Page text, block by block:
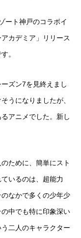
ート神戸のコラボイ
カデミア」リリース
。
ズン7を見終えまし
うになりましたが、
アニメでした。新し
ために、簡単にスト
いるのは、超能力
のなかで多くの少年少
中でも特に印象深い
二人のキャラクター